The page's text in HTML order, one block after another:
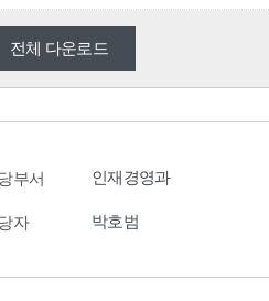
전체 다운로드
부서 인재경영과
자 박호범